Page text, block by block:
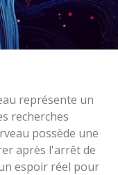
représente un
recherches
possède une
après l'arrêt de
espoir réel pour